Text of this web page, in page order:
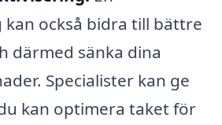
också bidra till bättre
därmed sänka dina
Specialister kan ge
kan optimera taket för